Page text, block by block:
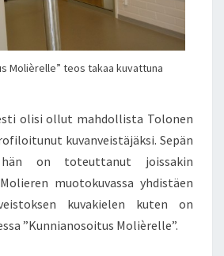
T
T
A
V
N
A
U
T
T
Molièrelle” teos takaa kuvattuna
olisi ollut mahdollista Tolonen
kuvanveistäjäksi. Sepän
hän on toteuttanut joissakin
muotokuvassa yhdistäen
kuvakielen kuten on
”Kunnianosoitus Molièrelle”.